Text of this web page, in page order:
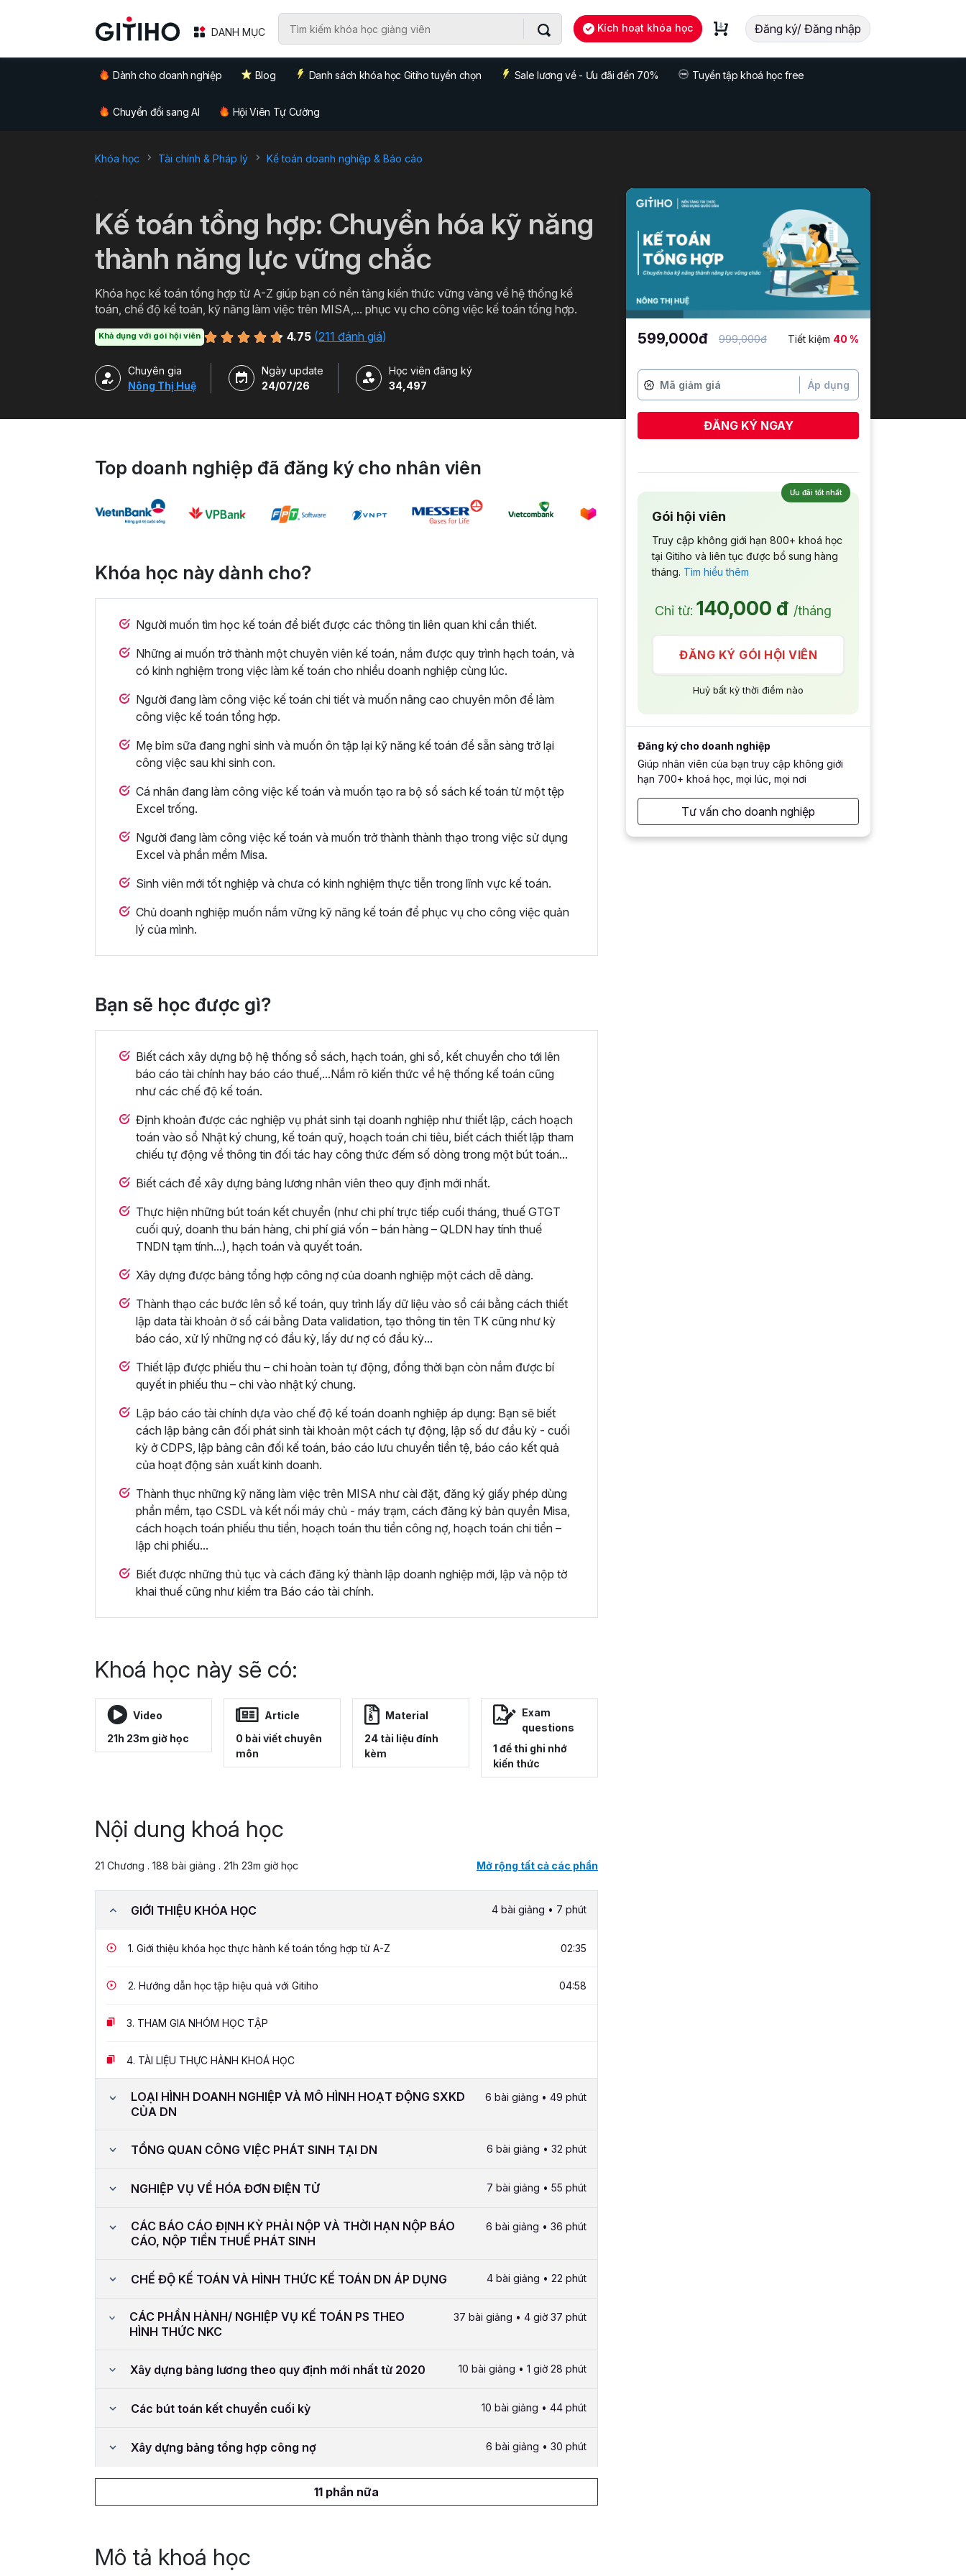
DANH MỤC Kích hoạt khóa học Đăng ký/ Đăng nhập
Dành cho doanh nghiệp Blog Danh sách khóa học Gitiho tuyển chọn Sale lương về - Ưu đãi đến 70% Tuyển tập khoá học free
Chuyển đổi sang AI Hội Viên Tự Cường
Khóa học Tài chính & Pháp lý Kế toán doanh nghiệp & Báo cáo
Kế toán tổng hợp: Chuyển hóa kỹ năng
thành năng lực vững chắc
Khóa học kế toán tổng hợp từ A-Z giúp bạn có nền tảng kiến thức vững vàng về hệ thống kế
toán, chế độ kế toán, kỹ năng làm việc trên MISA,... phục vụ cho công việc kế toán tổng hợp.
Khả dụng với gói hội viên 4.75 (211 đánh giá)
Chuyên gia
Nông Thị Huệ
Ngày update
24/07/26
Học viên đăng ký
34,497
Top doanh nghiệp đã đăng ký cho nhân viên
Khóa học này dành cho?
Người muốn tìm học kế toán để biết được các thông tin liên quan khi cần thiết.
Những ai muốn trở thành một chuyên viên kế toán, nắm được quy trình hạch toán, và
có kinh nghiệm trong việc làm kế toán cho nhiều doanh nghiệp cùng lúc.
Người đang làm công việc kế toán chi tiết và muốn nâng cao chuyên môn để làm
công việc kế toán tổng hợp.
Mẹ bỉm sữa đang nghỉ sinh và muốn ôn tập lại kỹ năng kế toán để sẵn sàng trở lại
công việc sau khi sinh con.
Cá nhân đang làm công việc kế toán và muốn tạo ra bộ sổ sách kế toán từ một tệp
Excel trống.
Người đang làm công việc kế toán và muốn trở thành thành thạo trong việc sử dụng
Excel và phần mềm Misa.
Sinh viên mới tốt nghiệp và chưa có kinh nghiệm thực tiễn trong lĩnh vực kế toán.
Chủ doanh nghiệp muốn nắm vững kỹ năng kế toán để phục vụ cho công việc quản
lý của mình.
Bạn sẽ học được gì?
Biết cách xây dựng bộ hệ thống sổ sách, hạch toán, ghi sổ, kết chuyển cho tới lên
báo cáo tài chính hay báo cáo thuế,...Nắm rõ kiến thức về hệ thống kế toán cũng
như các chế độ kế toán.
Định khoản được các nghiệp vụ phát sinh tại doanh nghiệp như thiết lập, cách hoạch
toán vào sổ Nhật ký chung, kế toán quỹ, hoạch toán chi tiêu, biết cách thiết lập tham
chiếu tự động về thông tin đối tác hay công thức đếm số dòng trong một bút toán...
Biết cách để xây dựng bảng lương nhân viên theo quy định mới nhất.
Thực hiện những bút toán kết chuyển (như chi phí trực tiếp cuối tháng, thuế GTGT
cuối quý, doanh thu bán hàng, chi phí giá vốn – bán hàng – QLDN hay tính thuế
TNDN tạm tính...), hạch toán và quyết toán.
Xây dựng được bảng tổng hợp công nợ của doanh nghiệp một cách dễ dàng.
Thành thạo các bước lên sổ kế toán, quy trình lấy dữ liệu vào sổ cái bằng cách thiết
lập data tài khoản ở sổ cái bằng Data validation, tạo thông tin tên TK cũng như kỳ
báo cáo, xử lý những nợ có đầu kỳ, lấy dư nợ có đầu kỳ...
Thiết lập được phiếu thu – chi hoàn toàn tự động, đồng thời bạn còn nắm được bí
quyết in phiếu thu – chi vào nhật ký chung.
Lập báo cáo tài chính dựa vào chế độ kế toán doanh nghiệp áp dụng: Bạn sẽ biết
cách lập bảng cân đối phát sinh tài khoản một cách tự động, lập số dư đầu kỳ - cuối
kỳ ở CDPS, lập bảng cân đối kế toán, báo cáo lưu chuyển tiền tệ, báo cáo kết quả
của hoạt động sản xuất kinh doanh.
Thành thục những kỹ năng làm việc trên MISA như cài đặt, đăng ký giấy phép dùng
phần mềm, tạo CSDL và kết nối máy chủ - máy trạm, cách đăng ký bản quyền Misa,
cách hoạch toán phiếu thu tiền, hoạch toán thu tiền công nợ, hoạch toán chi tiền –
lập chi phiếu...
Biết được những thủ tục và cách đăng ký thành lập doanh nghiệp mới, lập và nộp tờ
khai thuế cũng như kiểm tra Báo cáo tài chính.
Khoá học này sẽ có:
Video
21h 23m giờ học
Article
0 bài viết chuyên
môn
Material
24 tài liệu đính
kèm
Exam
questions
1 đề thi ghi nhớ
kiến thức
Nội dung khoá học
21 Chương . 188 bài giảng . 21h 23m giờ học Mở rộng tất cả các phần
GIỚI THIỆU KHÓA HỌC 4 bài giảng • 7 phút
1. Giới thiệu khóa học thực hành kế toán tổng hợp từ A-Z 02:35
2. Hướng dẫn học tập hiệu quả với Gitiho 04:58
3. THAM GIA NHÓM HỌC TẬP
4. TÀI LIỆU THỰC HÀNH KHOÁ HỌC
LOẠI HÌNH DOANH NGHIỆP VÀ MÔ HÌNH HOẠT ĐỘNG SXKD
CỦA DN
6 bài giảng • 49 phút
TỔNG QUAN CÔNG VIỆC PHÁT SINH TẠI DN 6 bài giảng • 32 phút
NGHIỆP VỤ VỀ HÓA ĐƠN ĐIỆN TỬ 7 bài giảng • 55 phút
CÁC BÁO CÁO ĐỊNH KỲ PHẢI NỘP VÀ THỜI HẠN NỘP BÁO
CÁO, NỘP TIỀN THUẾ PHÁT SINH
6 bài giảng • 36 phút
CHẾ ĐỘ KẾ TOÁN VÀ HÌNH THỨC KẾ TOÁN DN ÁP DỤNG 4 bài giảng • 22 phút
CÁC PHẦN HÀNH/ NGHIỆP VỤ KẾ TOÁN PS THEO
HÌNH THỨC NKC
37 bài giảng • 4 giờ 37 phút
Xây dựng bảng lương theo quy định mới nhất từ 2020 10 bài giảng • 1 giờ 28 phút
Các bút toán kết chuyển cuối kỳ 10 bài giảng • 44 phút
Xây dựng bảng tổng hợp công nợ 6 bài giảng • 30 phút
11 phần nữa
Mô tả khoá học
599,000đ 999,000đ Tiết kiệm 40 %
Áp dụng
ĐĂNG KÝ NGAY
Ưu đãi tốt nhất
Gói hội viên
Truy cập không giới hạn 800+ khoá học
tại Gitiho và liên tục được bổ sung hàng
tháng. Tìm hiểu thêm
Chỉ từ: 140,000 đ /tháng
ĐĂNG KÝ GÓI HỘI VIÊN
Huỷ bất kỳ thời điểm nào
Đăng ký cho doanh nghiệp
Giúp nhân viên của bạn truy cập không giới
hạn 700+ khoá học, mọi lúc, mọi nơi
Tư vấn cho doanh nghiệp